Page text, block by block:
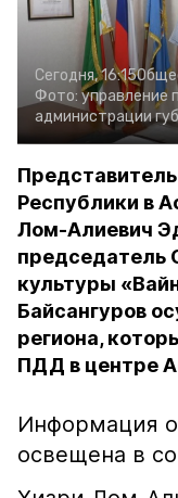
Сегодня, 16:15
Фото: управление
администрации
Республики в
Лом-Алиевич
председатель
культуры
Байсангуров
региона,
ПДД в центре
Информация
освещена в